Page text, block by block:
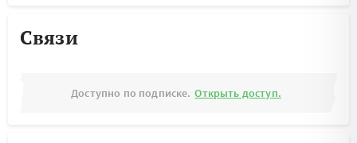
Связи
Доступно по подписке. Открыть доступ.